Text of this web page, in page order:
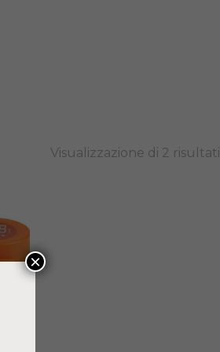
Visualizzazione di 2 risultati
×